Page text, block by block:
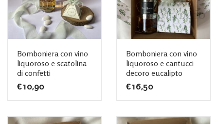
Bomboniera con vino
liquoroso e scatolina
di confetti
€10,90
Bomboniera con vino
liquoroso e cantucci
decoro eucalipto
€16,50